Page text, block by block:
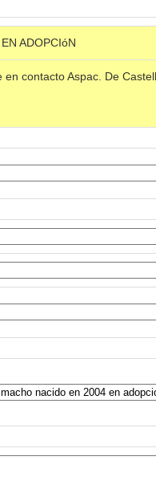
ADOPCIóN
contacto Aspac. De